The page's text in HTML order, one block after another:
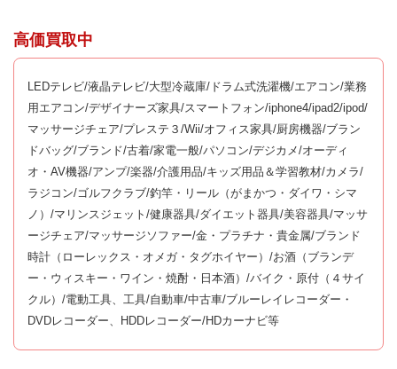
高価買取中
LEDテレビ/液晶テレビ/大型冷蔵庫/ドラム式洗濯機/エアコン/業務
用エアコン/デザイナーズ家具/スマートフォン/iphone4/ipad2/ipod/
マッサージチェア/プレステ３/Wii/オフィス家具/厨房機器/ブラン
ドバッグ/ブランド/古着/家電一般/パソコン/デジカメ/オーディ
オ・AV機器/アンプ/楽器/介護用品/キッズ用品＆学習教材/カメラ/
ラジコン/ゴルフクラブ/釣竿・リール（がまかつ・ダイワ・シマ
ノ）/マリンスジェット/健康器具/ダイエット器具/美容器具/マッサ
ージチェア/マッサージソファー/金・プラチナ・貴金属/ブランド
時計（ローレックス・オメガ・タグホイヤー）/お酒（ブランデ
ー・ウィスキー・ワイン・焼酎・日本酒）/バイク・原付（４サイ
クル）/電動工具、工具/自動車/中古車/ブルーレイレコーダー・
DVDレコーダー、HDDレコーダー/HDカーナビ等